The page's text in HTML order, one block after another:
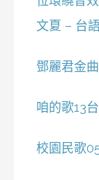
文夏 – 台
鄧麗君金
咱的歌13
校園民歌